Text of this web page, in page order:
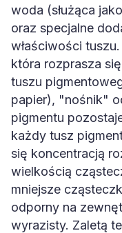
woda (służąca
oraz specjalne
właściwości
która rozprasza
tuszu
papier), "nośnik"
pigmentu
każdy tusz
się koncentracją
wielkością
mniejsze
odporny na
wyrazisty. Zaletą